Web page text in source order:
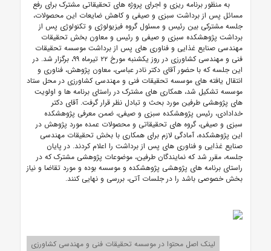
به منظور برنامه ریزی و اجرای پروژه های تحقیقاتی مشترک برای رفع
مسائل پس از برداشت سبزی و صیفی و کاهش ضایعات این محصولات،
جلسه مشترکی بین رئیس و مسئول گروه فیزیولوژی و تکنولوژی پس از
برداشت پژوهشکده سبزی و صیفی و رئیس و معاون بخش تحقیقات
مهندسی صنایع غذایی و فناوری های پس از برداشت موسسه تحقیقات
فنی و مهندسی کشاورزی در روز یکشنبه مورخ ۲۲ تیرماه ۹۹، برگزار شد. در
این جلسه که با حضور آقای دکتر نادر عباسی، معاون پژوهش، فناوری و
انتقال یافته های موسسه تحقیقات فنی و مهندسی کشاورزی در محل ستاد
موسسه تشکیل شد، همکاری های مشترک در راستای برنامه ها و اولویت
های پژوهشی طرفین مورد بحث و تبادل نظر قرار گرفت. آقای دکتر
خدادادی، رئیس پژوهشکده سبزی و صیفی، ضمن معرفی پژوهشکده
سبزی و صیفی، گروه های تحقیقاتی و محصولات عمده مورد پژوهش در
این پژوهشکده، آمادگی لازم برای همکاری با بخش تحقیقات مهندسی
صنایع غذایی و فناوری های پس از برداشت را اعلام کردند. در پایان
جلسه، مقرر شد که نمایندگان طرفین، موضوعات پژوهشی مشترک که در
راستای برنامه های پژوهشی پژوهشکده و موسسه بوده و مورد تقاضا و نیاز
بخش خصوصی باشد را در جلسات آتی، بررسی و نهایی کنند.
لینک اصل محتوا در موسسه تحقیقات فنی و مهندسی کشاورزی